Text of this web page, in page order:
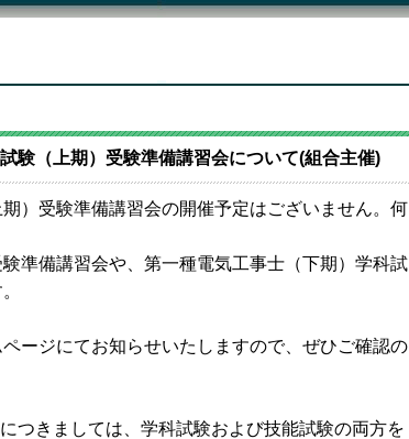
験（上期）受験準備講習会について(組合主催)
）受験準備講習会の開催予定はございません。何
準備講習会や、第一種電気工事士（下期）学科試
ージにてお知らせいたしますので、ぜひご確認の
きましては、学科試験および技能試験の両方を